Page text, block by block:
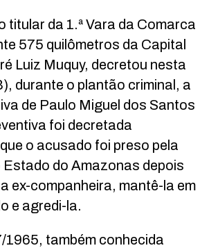
titular da 1.ª Vara da Comarca
575 quilômetros da Capital
Luiz Muquy, decretou nesta
durante o plantão criminal, a
de Paulo Miguel dos Santos
foi decretada
o acusado foi preso pela
Estado do Amazonas depois
ex-companheira, mantê-la em
e agredi-la.
1965, também conhecida